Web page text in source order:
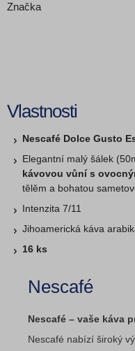
Značka
Vlastnosti
Nescafé Dolce Gusto
Elegantní malý šálek
kávovou vůní s
tělěm a bohatou
Intenzita 7/11
Jihoamerická káva
16 ks
Nescafé
Nescafé – vaše káva
Nescafé nabízí široký